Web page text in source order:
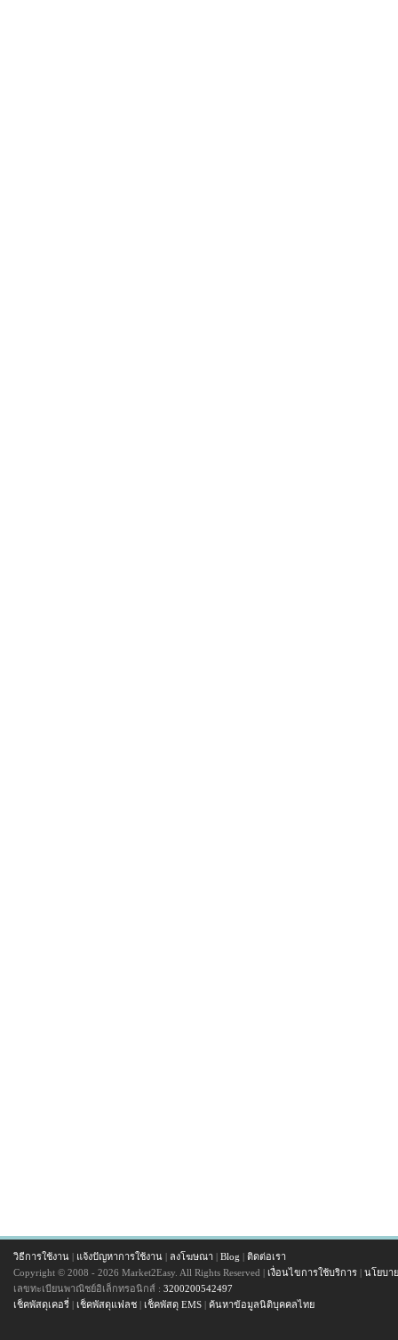
วิธีการใช้งาน | แจ้งปัญหาการใช้งาน | ลงโฆษณา | Blog | ติดต่อเรา
Copyright © 2008 - 2026 Market2Easy. All Rights Reserved | เงื่อนไขการใช้บริการ | นโยบา
เลขทะเบียนพาณิชย์อิเล็กทรอนิกส์ : 3200200542497
เช็คพัสดุเคอรี่ | เช็คพัสดุแฟลช | เช็คพัสดุ EMS | ค้นหาข้อมูลนิติบุคคลไทย